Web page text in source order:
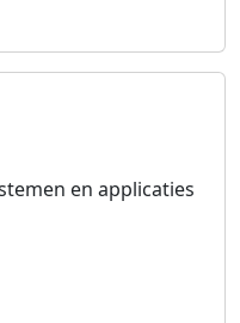
en applicaties